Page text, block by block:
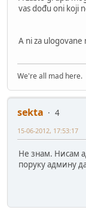
vas dođu oni koji
A ni za
We're all mad here.
sekta
4
15-06-2012, 17:53:17
Не знам. Нисам
поруку админу